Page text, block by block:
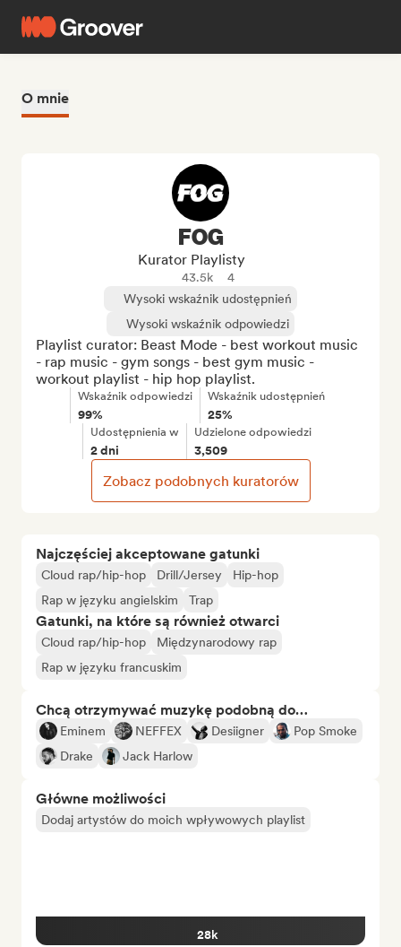
O mnie
Najczęściej akceptowane gatunki
Cloud rap/hip-hop Drill/Jersey
Hip-hop
Rap w języku angielskim
Trap
Gatunki, na które są również otwarci
Cloud rap/hip-hop
Międzynarodowy rap
Rap w języku francuskim
Chcą otrzymywać muzykę podobną do…
Eminem NEFFEX Desiigner
Pop Smoke
Drake
Jack Harlow
Główne możliwości
Dodaj artystów do moich wpływowych playlist
28k
FOG
Kurator Playlisty
43.5k
4
Wysoki wskaźnik udostępnień
Wysoki wskaźnik odpowiedzi
Playlist curator: Beast Mode - best workout music
- rap music - gym songs - best gym music -
workout playlist - hip hop playlist.
Wskaźnik odpowiedzi
99%
Wskaźnik udostępnień
25%
Udostępnienia w
2 dni
Udzielone odpowiedzi
3,509
Zobacz podobnych kuratorów